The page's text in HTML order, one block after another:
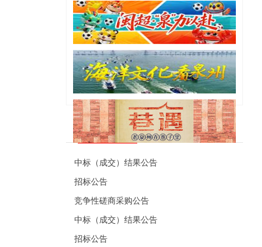
便民资讯
中标（成交）结果公告
招标公告
竞争性磋商采购公告
中标（成交）结果公告
招标公告